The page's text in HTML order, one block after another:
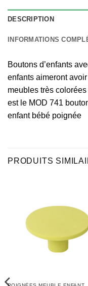
DESCRIPTION
INFORMATIONS
Boutons d’enfants
enfants aimeront
meubles très
est le MOD 741
enfant bébé poignée
PRODUITS